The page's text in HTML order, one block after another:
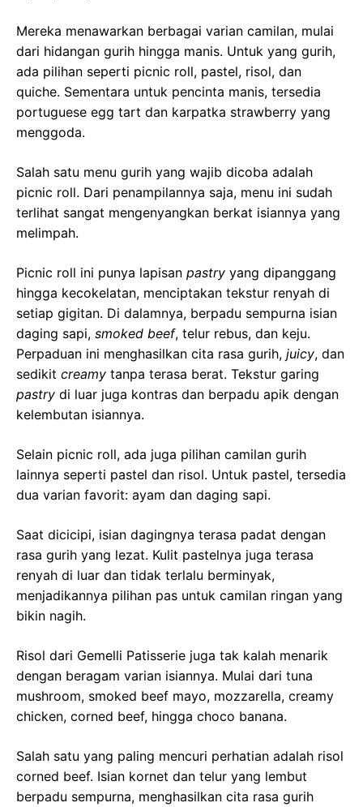
Mereka menawarkan berbagai varian camilan, mulai
dari hidangan gurih hingga manis. Untuk yang gurih,
ada pilihan seperti picnic roll, pastel, risol, dan
quiche. Sementara untuk pencinta manis, tersedia
portuguese egg tart dan karpatka strawberry yang
menggoda.
Salah satu menu gurih yang wajib dicoba adalah
picnic roll. Dari penampilannya saja, menu ini sudah
terlihat sangat mengenyangkan berkat isiannya yang
melimpah.
Picnic roll ini punya lapisan pastry yang dipanggang
hingga kecokelatan, menciptakan tekstur renyah di
setiap gigitan. Di dalamnya, berpadu sempurna isian
daging sapi, smoked beef, telur rebus, dan keju.
Perpaduan ini menghasilkan cita rasa gurih, juicy, dan
sedikit creamy tanpa terasa berat. Tekstur garing
pastry di luar juga kontras dan berpadu apik dengan
kelembutan isiannya.
Selain picnic roll, ada juga pilihan camilan gurih
lainnya seperti pastel dan risol. Untuk pastel, tersedia
dua varian favorit: ayam dan daging sapi.
Saat dicicipi, isian dagingnya terasa padat dengan
rasa gurih yang lezat. Kulit pastelnya juga terasa
renyah di luar dan tidak terlalu berminyak,
menjadikannya pilihan pas untuk camilan ringan yang
bikin nagih.
Risol dari Gemelli Patisserie juga tak kalah menarik
dengan beragam varian isiannya. Mulai dari tuna
mushroom, smoked beef mayo, mozzarella, creamy
chicken, corned beef, hingga choco banana.
Salah satu yang paling mencuri perhatian adalah risol
corned beef. Isian kornet dan telur yang lembut
berpadu sempurna, menghasilkan cita rasa gurih